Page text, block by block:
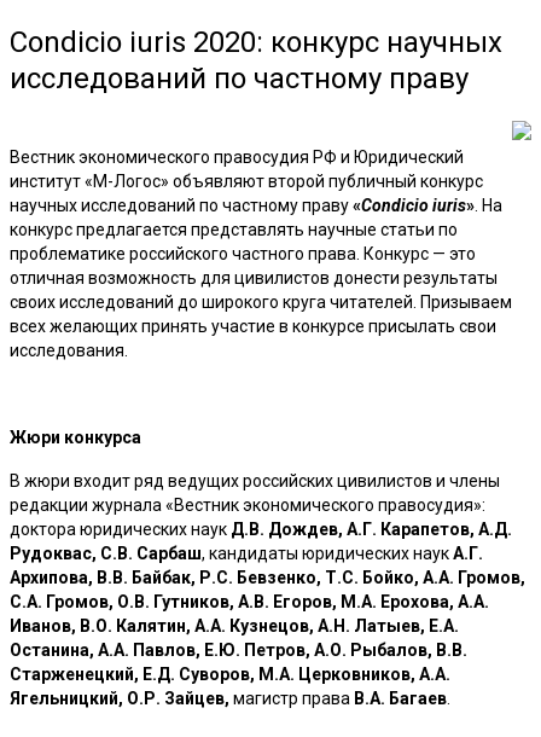
Condiсio iuris 2020: конкурс научных
исследований по частному праву
Вестник экономического правосудия РФ и Юридический
институт «М-Логос» объявляют второй публичный конкурс
научных исследований по частному праву«Condicio iuris» . На
конкурс предлагается представлять научные статьи по
проблематике российского частного права. Конкурс — это
отличная возможность для цивилистов донести результаты
своих исследований до широкого круга читателей. Призываем
всех желающих принять участие в конкурсе присылать свои
исследования.
Жюри конкурса
В жюри входит ряд ведущих российских цивилистов и члены
редакции журнала «Вестник экономического правосудия»:
доктора юридических наук Д.В. Дождев, А.Г. Карапетов, А.Д.
Рудоквас, С.В. Сарбаш, кандидаты юридических наукА.Г.
Архипова, В.В. Байбак, Р.С. Бевзенко, Т.С. Бойко, А.А. Громов,
С.А. Громов, О.В. Гутников, А.В. Егоров, М.А. Ерохова, А.А.
Иванов, В.О. Калятин, А.А. Кузнецов, А.Н. Латыев, Е.А.
Останина, А.А. Павлов, Е.Ю. Петров, А.О. Рыбалов, В.В.
Старженецкий, Е.Д. Суворов, М.А. Церковников, А.А.
Ягельницкий, О.Р. Зайцев, магистр права В.А. Багаев